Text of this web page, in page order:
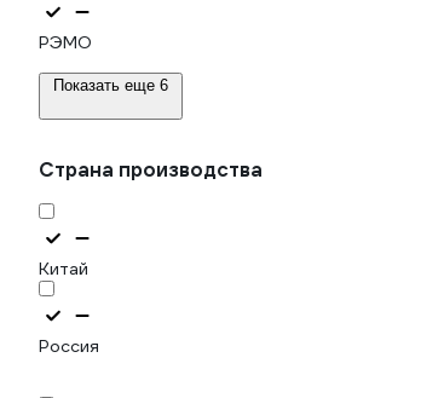
РЭМО
Показать еще 6
Страна производства
Китай
Россия